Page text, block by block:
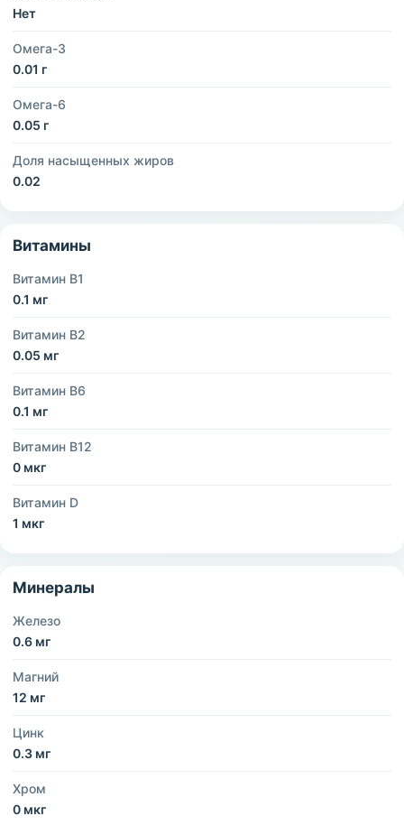
Нет
Омега-3
0.01 г
Омега-6
0.05 г
Доля насыщенных жиров
0.02
Витамины
Витамин B1
0.1 мг
Витамин B2
0.05 мг
Витамин B6
0.1 мг
Витамин B12
0 мкг
Витамин D
1 мкг
Минералы
Железо
0.6 мг
Магний
12 мг
Цинк
0.3 мг
Хром
0 мкг